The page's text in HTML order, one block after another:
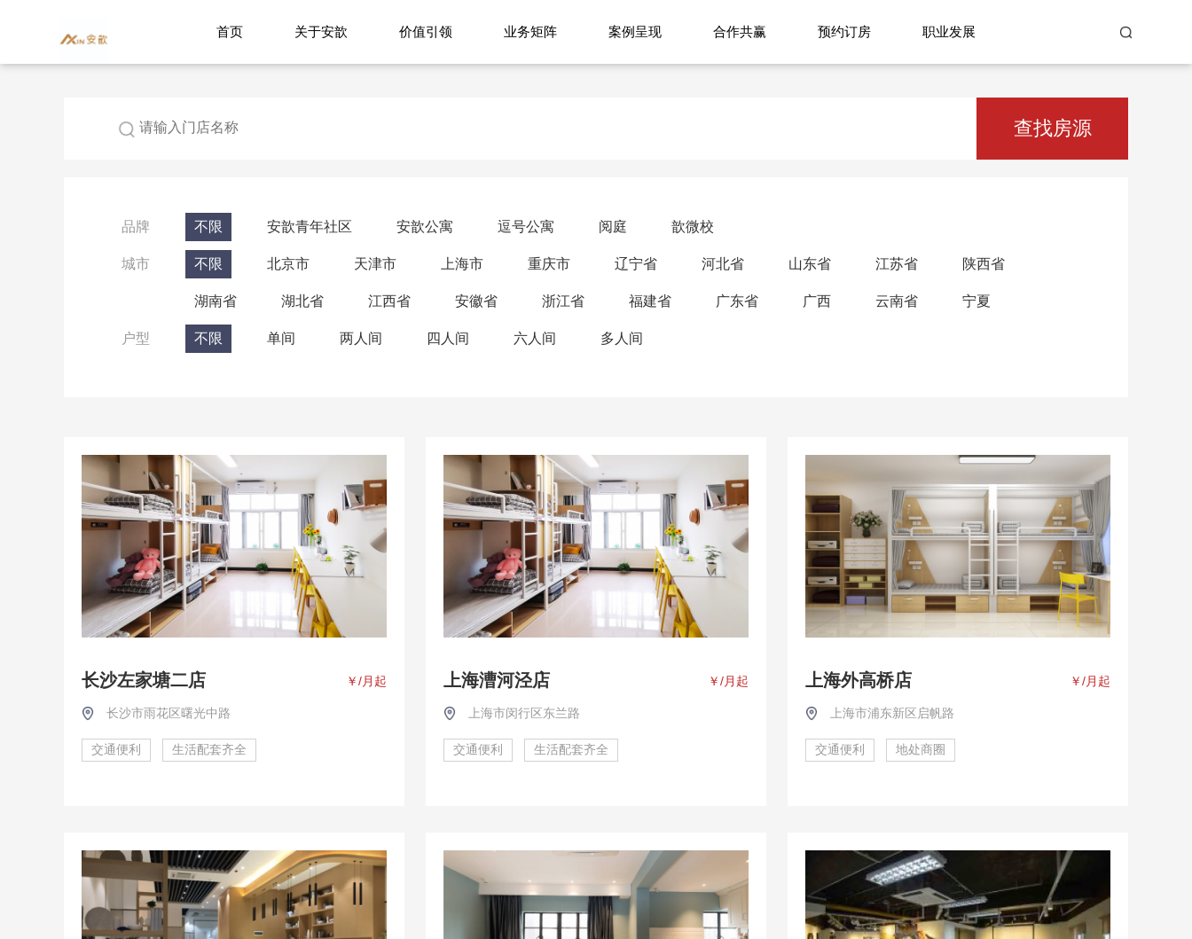
首页 关于安歆 价值引领 业务矩阵 案例呈现 合作共赢 预约订房 职业发展
查找房源
品牌 不限 安歆青年社区 安歆公寓 逗号公寓 阅庭 歆微校
城市 不限 北京市 天津市 上海市 重庆市 辽宁省 河北省 山东省 江苏省 陕西省
湖南省 湖北省 江西省 安徽省 浙江省 福建省 广东省 广西 云南省 宁夏
户型 不限 单间 两人间 四人间 六人间 多人间
长沙左家塘二店 ￥/月起
长沙市雨花区曙光中路
交通便利 生活配套齐全
上海漕河泾店 ￥/月起
上海市闵行区东兰路
交通便利 生活配套齐全
上海外高桥店 ￥/月起
上海市浦东新区启帆路
交通便利 地处商圈